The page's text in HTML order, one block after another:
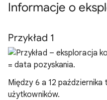
Informacje o
Przykład 1
Między 6 a 12
użytkowników.